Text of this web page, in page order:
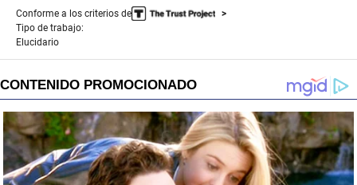
Conforme a los criterios de
Tipo de trabajo:
Elucidario